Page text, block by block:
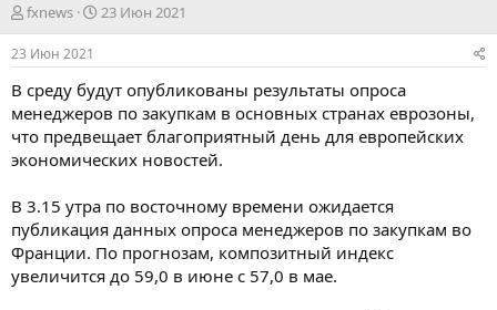
А
в
т
р
т
е
ы
fxnews
Д
а
н
а
ч
л
23 Июн 2021
23 Июн 2021
В среду будут опубликованы результаты опроса
менеджеров по закупкам в основных странах еврозоны,
что предвещает благоприятный день для европейских
экономических новостей.
В 3.15 утра по восточному времени ожидается
публикация данных опроса менеджеров по закупкам во
Франции. По прогнозам, композитный индекс
увеличится до 59,0 в июне с 57,0 в мае.